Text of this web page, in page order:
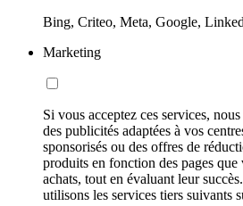
Bing, Criteo, Meta, Google,
Marketing
Si vous acceptez ces services,
des publicités adaptées à vos
sponsorisés ou des offres de
produits en fonction des pages
achats, tout en évaluant leur
utilisons les services tiers suivants